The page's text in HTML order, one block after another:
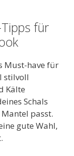
für
Must-have für
stilvoll
Kälte
Schals
passt.
gute Wahl,